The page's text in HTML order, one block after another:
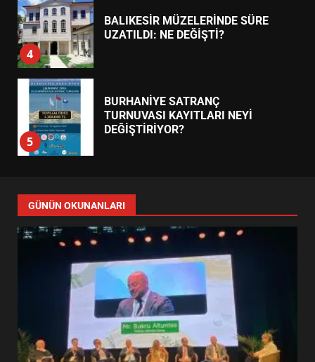
4
BALIKESİR MÜZELERİNDE SÜRE
UZATILDI: NE DEĞİŞTİ?
5
BURHANİYE SATRANÇ
TURNUVASI KAYITLARI NEYİ
DEĞİŞTİRİYOR?
6
YENİ YÖNETİM NASIL
ŞEKİLLENDİ?
BURHANİYE’DE FEN İŞLERİNDEN
DEV HAREKET: NELER
YAPILIYOR?
GÜNÜN OKUNANLARI